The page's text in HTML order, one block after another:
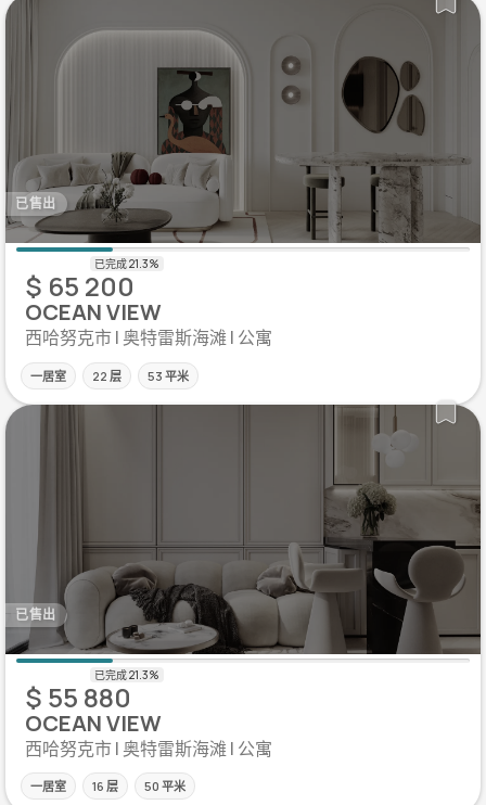
已售出
$ 65 200
OCEAN VIEW
西哈努克市 | 奥特雷斯海滩 | 公寓
一居室 22 层 53 平米
已售出
$ 55 880
OCEAN VIEW
西哈努克市 | 奥特雷斯海滩 | 公寓
一居室 16 层 50 平米